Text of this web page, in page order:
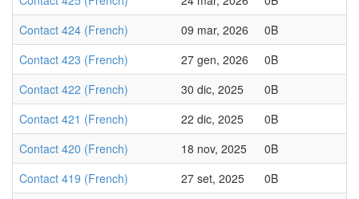
Contact 424 (French)
09 mar, 2026
0B
Contact 423 (French)
27 gen, 2026
0B
Contact 422 (French)
30 dic, 2025
0B
Contact 421 (French)
22 dic, 2025
0B
Contact 420 (French)
18 nov, 2025
0B
Contact 419 (French)
27 set, 2025
0B